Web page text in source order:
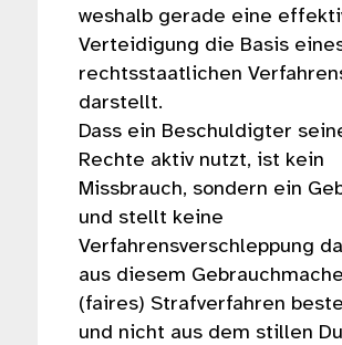
weshalb gerade eine
Verteidigung die Basis
rechtsstaatlichen
darstellt.
Dass ein Beschuldigter
Rechte aktiv nutzt, ist kein
Missbrauch, sondern ein
und stellt keine
Verfahrensverschleppung
aus diesem
(faires) Strafverfahren
und nicht aus dem stillen